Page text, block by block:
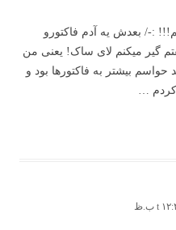
فاکتور باشم!!! :-/ بعدش یه آدم فاکتورو
گیر میکنم لای ساک! یعنی من
بیشتر به فاکتورها بود و